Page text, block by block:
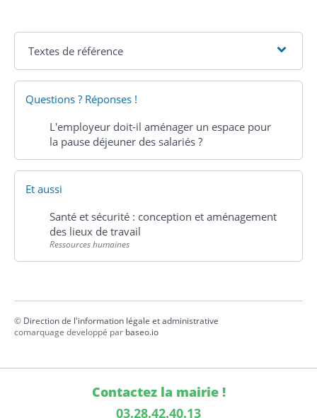
Textes de référence
Questions ? Réponses !
L'employeur doit-il aménager un espace pour
la pause déjeuner des salariés ?
Et aussi
Santé et sécurité : conception et aménagement
des lieux de travail
Ressources humaines
© Direction de l'information légale et administrative
comarquage developpé par baseo.io
Contactez la mairie !
03.28.42.40.13